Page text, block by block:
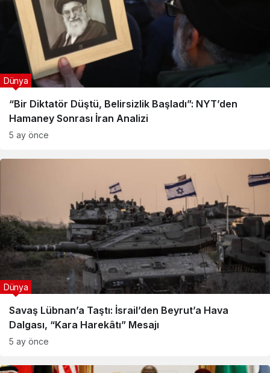
“Bir Diktatör Düştü, Belirsizlik Başladı”: NYT’den
Hamaney Sonrası İran Analizi
Dünya
5 ay önce
Savaş Lübnan’a Taştı: İsrail’den Beyrut’a Hava
Dalgası, “Kara Harekâtı” Mesajı
Dünya
5 ay önce